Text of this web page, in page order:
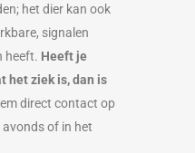
het dier kan ook
signalen
heeft. Heeft je
het ziek is, dan is
direct contact op
avonds of in het